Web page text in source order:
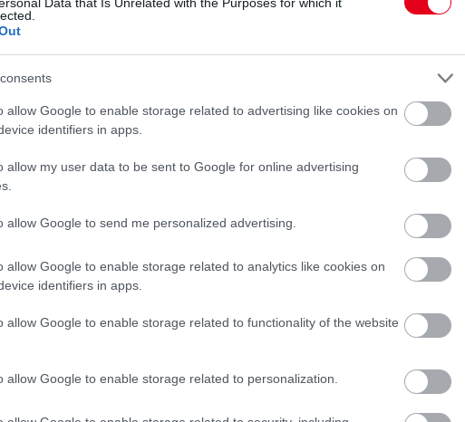
allow Google to enable storage related to advertising like cookies on
identifiers in apps.
allow my user data to be sent to Google for online advertising
allow Google to send me personalized advertising.
allow Google to enable storage related to analytics like cookies on
identifiers in apps.
allow Google to enable storage related to functionality of the website
allow Google to enable storage related to personalization.
biztos lehet benne, hogy megbízható e-
kielégítenek a napi ingázás során,
tulajdonosok számára. Nézzük meg, miért
figyelembe, hogy a legtöbb
amikor új járművet vásárol.
sokkal erősebbek, mint korábban.
számára, hogy teljesen feltöltsék
Az akkumulátor teljes feltöltése és
áll rendelkezésre néhány óránál.
képes energiát adni, ami jó távolság
biciklire tolatni vágyó ember számára.